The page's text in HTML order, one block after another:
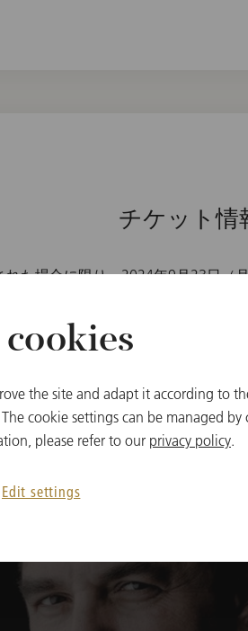
チケット情
た場合に限り、2024年9月23日（
the site and adapt it according to
cookie settings can be managed
please refer to our privacy policy.
Edit settings